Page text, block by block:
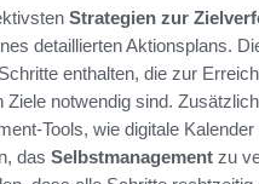
Strategien zur
detaillierten Aktionsplans.
enthalten, die zur
Ziele notwendig sind.
Tools, wie digitale Kalender
das Selbstmanagement zu